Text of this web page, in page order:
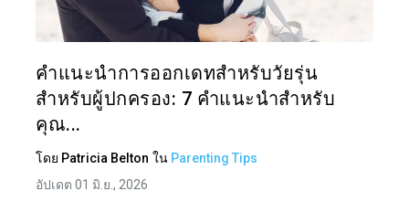
คำแนะนำการออกเดทสำหรับวัยรุ่น
สำหรับผู้ปกครอง: 7 คำแนะนำสำหรับ
คุณ...
โดย Patricia Belton ใน Parenting Tips
อัปเดต 01 มิ.ย., 2026